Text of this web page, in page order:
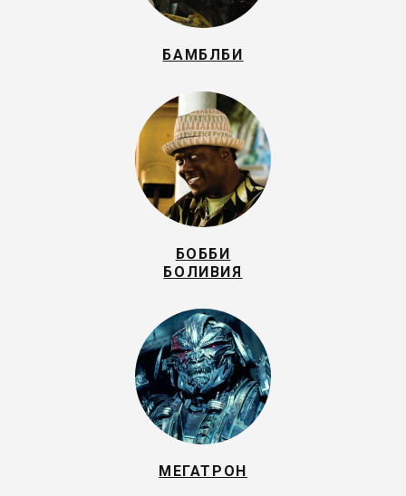
БАМБЛБИ
БОББИ
БОЛИВИЯ
МЕГАТРОН